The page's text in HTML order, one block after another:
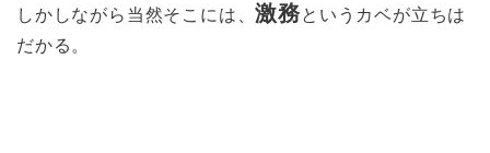
しかしながら当然そこには、激務というカベが立ちは
だかる。